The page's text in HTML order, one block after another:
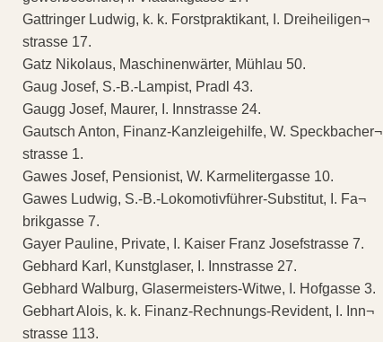
Gattringer Ludwig, k. k. Forstpraktikant, I. Dreiheiligen¬
strasse 17.
Gatz Nikolaus, Maschinenwärter, Mühlau 50.
Gaug Josef, S.-B.-Lampist, Pradl 43.
Gaugg Josef, Maurer, I. Innstrasse 24.
Gautsch Anton, Finanz-Kanzleigehilfe, W. Speckbacher¬
strasse 1.
Gawes Josef, Pensionist, W. Karmelitergasse 10.
Gawes Ludwig, S.-B.-Lokomotivführer-Substitut, I. Fa¬
brikgasse 7.
Gayer Pauline, Private, I. Kaiser Franz Josefstrasse 7.
Gebhard Karl, Kunstglaser, I. Innstrasse 27.
Gebhard Walburg, Glasermeisters-Witwe, I. Hofgasse 3.
Gebhart Alois, k. k. Finanz-Rechnungs-Revident, I. Inn¬
strasse 113.